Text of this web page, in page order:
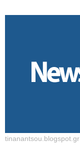
tinanantsou.blogspot.gr